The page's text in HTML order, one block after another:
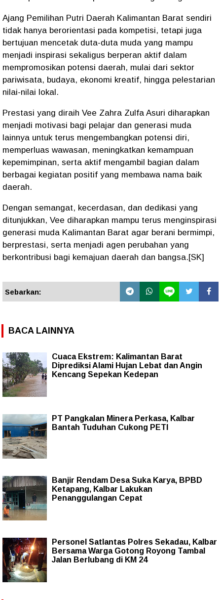
Ajang Pemilihan Putri Daerah Kalimantan Barat sendiri
tidak hanya berorientasi pada kompetisi, tetapi juga
bertujuan mencetak duta-duta muda yang mampu
menjadi inspirasi sekaligus berperan aktif dalam
mempromosikan potensi daerah, mulai dari sektor
pariwisata, budaya, ekonomi kreatif, hingga pelestarian
nilai-nilai lokal.
Prestasi yang diraih Vee Zahra Zulfa Asuri diharapkan
menjadi motivasi bagi pelajar dan generasi muda
lainnya untuk terus mengembangkan potensi diri,
memperluas wawasan, meningkatkan kemampuan
kepemimpinan, serta aktif mengambil bagian dalam
berbagai kegiatan positif yang membawa nama baik
daerah.
Dengan semangat, kecerdasan, dan dedikasi yang
ditunjukkan, Vee diharapkan mampu terus menginspirasi
generasi muda Kalimantan Barat agar berani bermimpi,
berprestasi, serta menjadi agen perubahan yang
berkontribusi bagi kemajuan daerah dan bangsa.[SK]
Sebarkan:
BACA LAINNYA
Cuaca Ekstrem: Kalimantan Barat
Diprediksi Alami Hujan Lebat dan Angin
Kencang Sepekan Kedepan
PT Pangkalan Minera Perkasa, Kalbar
Bantah Tuduhan Cukong PETI
Banjir Rendam Desa Suka Karya, BPBD
Ketapang, Kalbar Lakukan
Penanggulangan Cepat
Personel Satlantas Polres Sekadau, Kalbar
Bersama Warga Gotong Royong Tambal
Jalan Berlubang di KM 24